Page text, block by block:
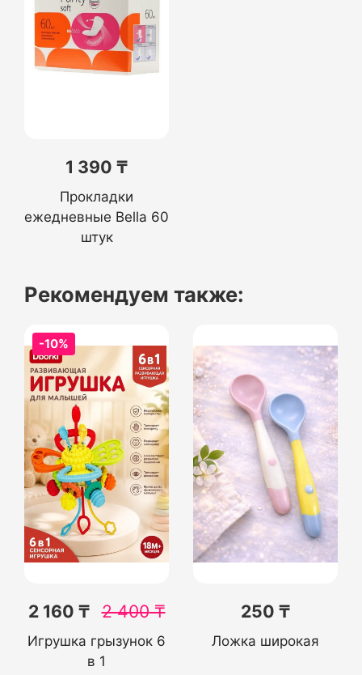
1 390 ₸
Прокладки
ежедневные Bella 60
штук
Рекомендуем также:
-10%
2 160 ₸ 2 400₸
Игрушка грызунок 6
в 1
250 ₸
Ложка широкая